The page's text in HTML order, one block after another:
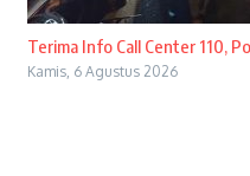
Terima Info Call Center 110,
Kamis, 6 Agustus 2026